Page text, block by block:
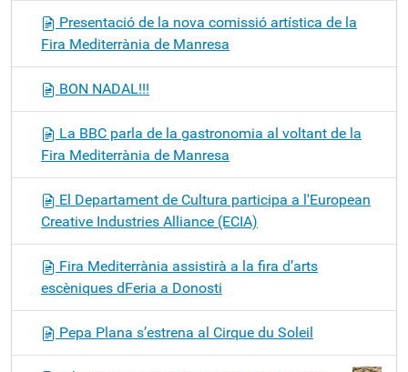
Presentació de la nova comissió artística de la
Fira Mediterrània de Manresa
BON NADAL!!!
La BBC parla de la gastronomia al voltant de la
Fira Mediterrània de Manresa
El Departament de Cultura participa a l'European
Creative Industries Alliance (ECIA)
Fira Mediterrània assistirà a la fira d’arts
escèniques dFeria a Donosti
Pepa Plana s’estrena al Cirque du Soleil